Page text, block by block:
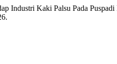
Industri Kaki Palsu Pada Puspadi